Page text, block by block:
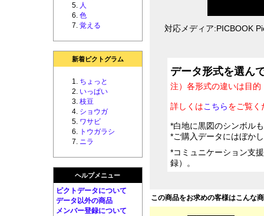
人
色
覚える
新着ピクトグラム
ちょっと
いっぱい
枝豆
ショウガ
ワサビ
トウガラシ
ニラ
ヘルプメニュー
ピクトデータについて
データ以外の商品
メンバー登録について
対応メディア:PICBOOK
データ形式を選ん
注）各形式の違いは目
詳しくはこちらをご覧く
*白地に黒図のシンボル
*ご購入データにはぼか
*コミュニケーション支
録）。
この商品をお求めの客様はこんな